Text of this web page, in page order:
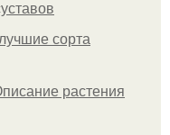
сорта
растения